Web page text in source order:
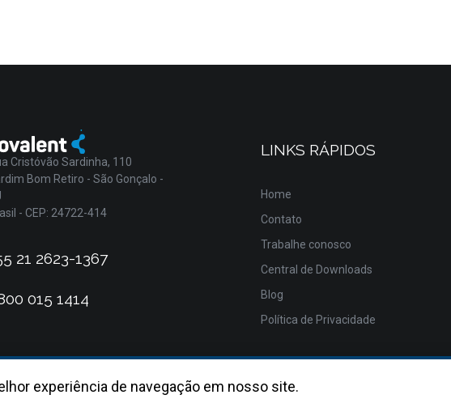
Cristóvão Sardinha, 110
Bom Retiro - São Gonçalo -
- CEP: 24722-414
21 2623-1367
015 1414
LINKS RÁPIDOS
Home
Contato
Trabalhe conosco
Central de Downloads
Blog
Política de Privacidade
experiência de navegação em nosso site.